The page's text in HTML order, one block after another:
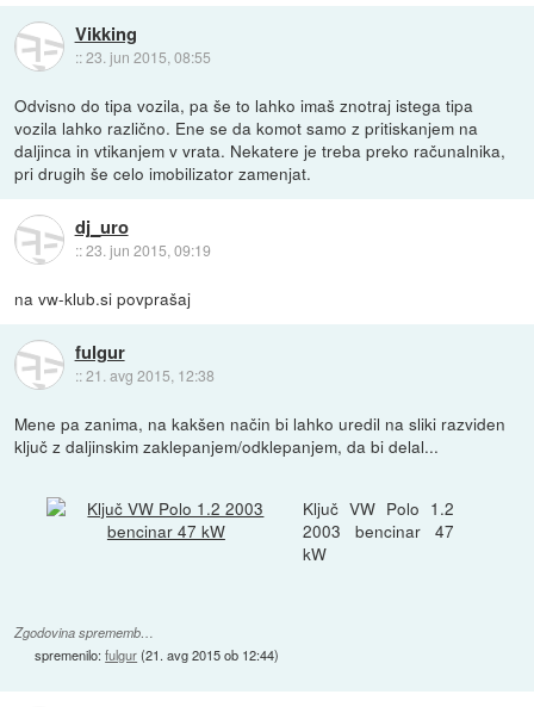
Vikking
::23. jun 2015, 08:55
Odvisno do tipa vozila, pa še to lahko imaš znotraj istega tipa
vozila lahko različno. Ene se da komot samo z pritiskanjem na
daljinca in vtikanjem v vrata. Nekatere je treba preko računalnika,
pri drugih še celo imobilizator zamenjat.
dj_uro
::23. jun 2015, 09:19
na vw-klub.si povprašaj
fulgur
::21. avg 2015, 12:38
Mene pa zanima, na kakšen način bi lahko uredil na sliki razviden
ključ z daljinskim zaklepanjem/odklepanjem, da bi delal...
Ključ VW Polo 1.2
2003 bencinar 47
kW
Zgodovina sprememb…
spremenilo:fulgur(21. avg 2015 ob 12:44)